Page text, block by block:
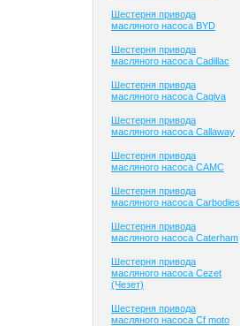
Шестерня привода
масляного насоса BYD
Шестерня привода
масляного насоса Cadillac
Шестерня привода
масляного насоса Cagiva
Шестерня привода
масляного насоса Callaway
Шестерня привода
масляного насоса CAMC
Шестерня привода
масляного насоса Carbodies
Шестерня привода
масляного насоса Caterham
Шестерня привода
масляного насоса Cezet
(Чезет)
Шестерня привода
масляного насоса Cf moto